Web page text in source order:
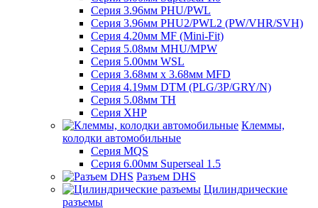
Серия 3.96мм PHU/PWL
Серия 3.96мм PHU2/PWL2 (PW/VHR/SVH)
Серия 4.20мм MF (Mini-Fit)
Серия 5.08мм MHU/MPW
Серия 5.00мм WSL
Серия 3.68мм х 3.68мм MFD
Серия 4.19мм DTM (PLG/3P/GRY/N)
Серия 5.08мм TH
Серия XHP
Клеммы,
колодки автомобильные
Серия MQS
Серия 6.00мм Superseal 1.5
Разъем DHS
Цилиндрические
разъемы